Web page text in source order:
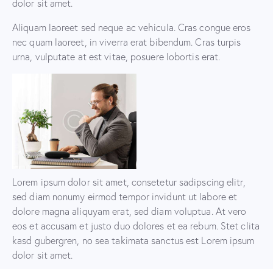
dolor sit amet.
Aliquam laoreet sed neque ac vehicula. Cras congue eros
nec quam laoreet, in viverra erat bibendum. Cras turpis
urna, vulputate at est vitae, posuere lobortis erat.
Lorem ipsum dolor sit amet, consetetur sadipscing elitr,
sed diam nonumy eirmod tempor invidunt ut labore et
dolore magna aliquyam erat, sed diam voluptua. At vero
eos et accusam et justo duo dolores et ea rebum. Stet clita
kasd gubergren, no sea takimata sanctus est Lorem ipsum
dolor sit amet.